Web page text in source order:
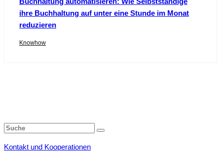
ihre Buchhaltung auf unter eine Stunde im Monat
reduzieren
Knowhow
Kontakt und Kooperationen